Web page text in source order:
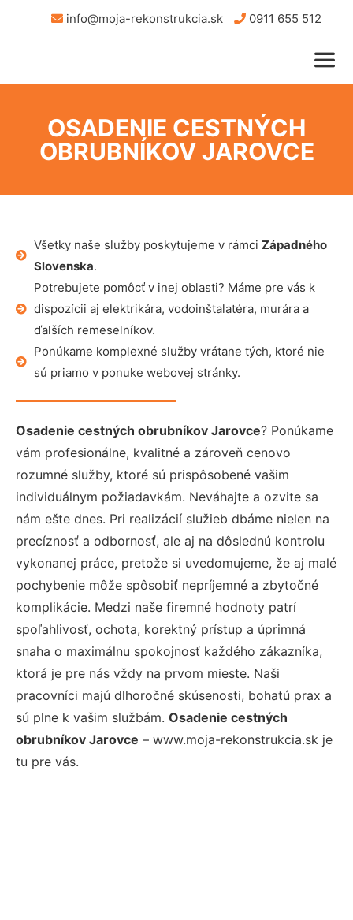
info@moja-rekonstrukcia.sk 0911 655 512
OSADENIE CESTNÝCH
OBRUBNÍKOV JAROVCE
Všetky naše služby poskytujeme v rámci Západného
Slovenska.
Potrebujete pomôcť v inej oblasti? Máme pre vás k
dispozícii aj elektrikára, vodoinštalatéra, murára a
ďalších remeselníkov.
Ponúkame komplexné služby vrátane tých, ktoré nie
sú priamo v ponuke webovej stránky.
Osadenie cestných obrubníkov Jarovce? Ponúkame
vám profesionálne, kvalitné a zároveň cenovo
rozumné služby, ktoré sú prispôsobené vašim
individuálnym požiadavkám. Neváhajte a ozvite sa
nám ešte dnes. Pri realizácií služieb dbáme nielen na
precíznosť a odbornosť, ale aj na dôslednú kontrolu
vykonanej práce, pretože si uvedomujeme, že aj malé
pochybenie môže spôsobiť nepríjemné a zbytočné
komplikácie. Medzi naše firemné hodnoty patrí
spoľahlivosť, ochota, korektný prístup a úprimná
snaha o maximálnu spokojnosť každého zákazníka,
ktorá je pre nás vždy na prvom mieste. Naši
pracovníci majú dlhoročné skúsenosti, bohatú prax a
sú plne k vašim službám. Osadenie cestných
obrubníkov Jarovce – www.moja-rekonstrukcia.sk je
tu pre vás.